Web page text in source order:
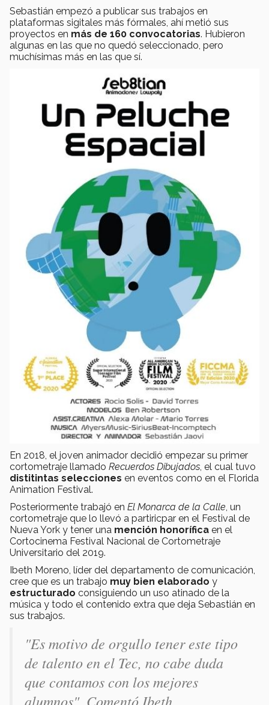
Sebastián empezó a publicar sus trabajos en
plataformas sigitales más fórmales, ahí metió sus
proyectos en más de 160 convocatorias. Hubieron
algunas en las que no quedó seleccionado, pero
muchísimas más en las que sí.
En 2018, el joven animador decidió empezar su primer
cortometraje llamado Recuerdos Dibujados, el cual tuvo
distitintas selecciones en eventos como en el Florida
Animation Festival.
Posteriormente trabajó en El Monarca de la Calle, un
cortometraje que lo llevó a partiricpar en el Festival de
Nueva York y tener una mención honorífica en el
Cortocinema Festival Nacional de Cortometraje
Universitario del 2019.
Ibeth Moreno, líder del departamento de comunicación,
cree que es un trabajo muy bien elaborado y
estructurado consiguiendo un uso atinado de la
música y todo el contenido extra que deja Sebastián en
sus trabajos.
"Es motivo de orgullo tener este tipo
de talento en el Tec, no cabe duda
que contamos con los mejores
alumnos". Comentó Ibeth.